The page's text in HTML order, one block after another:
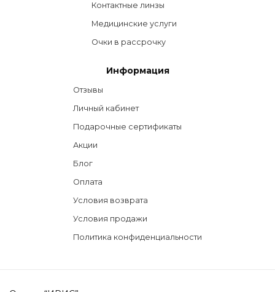
Контактные линзы
Медицинские услуги
Очки в рассрочку
Информация
Отзывы
Личный кабинет
Подарочные сертификаты
Акции
Блог
Оплата
Условия возврата
Условия продажи
Политика конфиденциальности